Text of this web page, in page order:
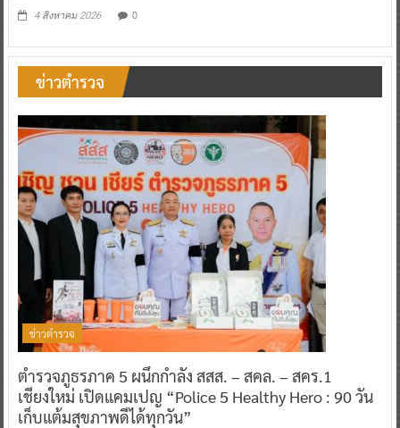
4 สิงหาคม 2026 0
ข่าวตำรวจ
ข่าวตำรวจ
ตำรวจภูธรภาค 5 ผนึกกำลัง สสส. – สคล. – สคร.1
เชียงใหม่ เปิดแคมเปญ “Police 5 Healthy Hero : 90 วัน
เก็บแต้มสุขภาพดีได้ทุกวัน”